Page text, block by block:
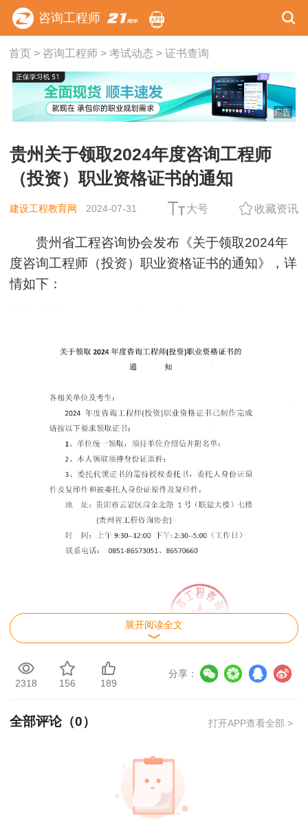
咨询工程师
首页> 咨询工程师> 考试动态 > 证书查询
广告
贵州关于领取2024年度咨询工程师
（投资）职业资格证书的通知
建设工程教育网 2024-07-31 大号 收藏资讯
贵州省工程咨询协会发布《关于领取2024年
度咨询工程师（投资）职业资格证书的通知》，详
情如下：
领取时间及领取通知汇总
展开阅读全文
2318 156 189
分享：
全部评论（0） 打开APP查看全部 >